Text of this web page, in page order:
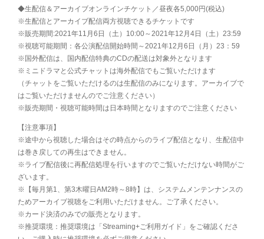
◆生配信＆アーカイブオンラインチケット／昼夜各5,000円(税込)
※生配信とアーカイブ配信両方視聴できるチケットです
※販売期間:2021年11月6日（土）10:00～2021年12月4日（土）23:59
※視聴可能期間：各公演配信開始時間～2021年12月6日（月）23：59
※国外配信は、国内配信特典のCDの配送は対象外となります
※ミニドラマと公式チャットは海外配信でもご覧いただけます
（チャットをご覧いただけるのは生配信のみになります。アーカイブで
はご覧いただけませんのでご注意ください）
※販売期間・視聴可能時間は日本時間となりますのでご注意ください
【注意事項】
※途中から視聴した場合はその時点からのライブ配信となり、生配信中
は巻き戻しての再生はできません。
※ライブ配信後に再配信処理を行いますのでご覧いただけない時間がご
ざいます。
※【毎月第1、第3木曜日AM2時～8時】は、システムメンテンナンスの
ためアーカイブ視聴をご利用いただけません。ご了承ください。
※カード決済のみでの販売となります。
※推奨環境：推奨環境は「Streaming+ご利用ガイド」をご確認くださ